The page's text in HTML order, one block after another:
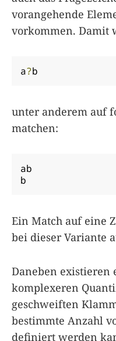
vorangehende
vorkommen. Damit
a?b
unter anderem auf
matchen:
ab
b
Ein Match auf eine
bei dieser Variante
Daneben existieren
komplexeren
geschweiften
bestimmte Anzahl
definiert werden